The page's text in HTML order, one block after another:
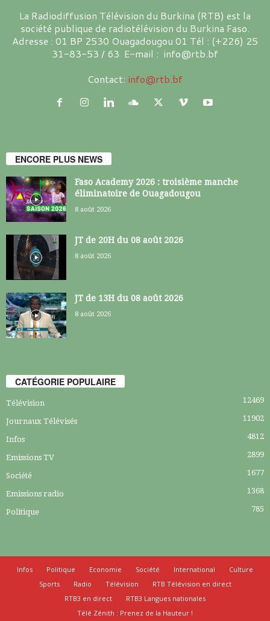
La Radiodiffusion Télévision du Burkina (RTB) est la
société publique de radiotélévision du Burkina Faso.
Adresse : 01 BP 2530 Ouagadougou 01 Tél : (+226) 25
31-83-53 / 63 E-mail : info@rtb.bf
Contact: info@rtb.bf
ENCORE PLUS NEWS
Faso Academy 2026 : troisième manche
éliminatoire de Ouagadougou
8 août 2026
JT de 20H du 08 août 2026
8 août 2026
JT de 13H du 08 août 2026
8 août 2026
CATÉGORIE POPULAIRE
Télévision 12469
Journaux Télévisés 11902
Infos 4812
Emissions TV 2899
Société 1677
Emissions radio 1368
Politique 785
Infos Politique Economie Société International
Culture
Sports
Radio Télévision
RTB Télévision en direct
RTB3 en direct
RTB3 Langues nationales
Télé Zénith : Prenez de la Hauteur !